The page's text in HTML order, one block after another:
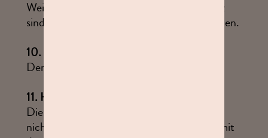
Weitergehende Hinweise zum Datenschutz
sind der Datenschutzerklärung zu entnehmen.
10.
Der Rechtsweg ist ausgeschlossen.
11. Haftungsausschluss
Die studioline Photostudios GmbH haftet
nicht für Schäden, die im Zusammenhang mit